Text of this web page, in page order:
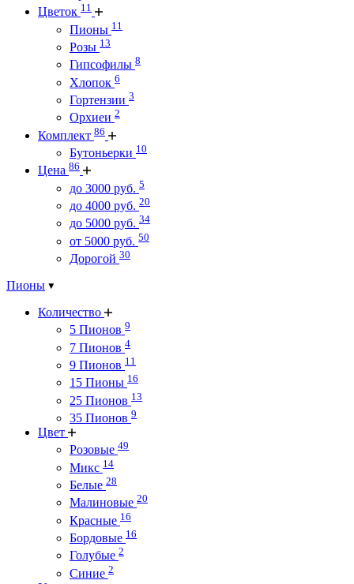
Цветок 11
Пионы 11
Розы 13
Гипсофилы 8
Хлопок 6
Гортензии 3
Орхиеи 2
Комплект 86
Бутоньерки 10
Цена 86
до 3000 руб. 5
до 4000 руб. 20
до 5000 руб. 34
от 5000 руб. 50
Дорогой 30
Пионы
Количество
5 Пионов 9
7 Пионов 4
9 Пионов 11
15 Пионы 16
25 Пионов 13
35 Пионов 9
Цвет
Розовые 49
Микс 14
Белые 28
Малиновые 20
Красные 16
Бордовые 16
Голубые 2
Синие 2